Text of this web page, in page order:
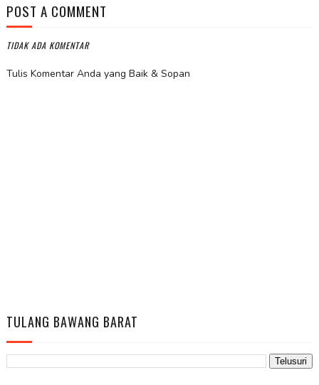
POST A COMMENT
TIDAK ADA KOMENTAR
Tulis Komentar Anda yang Baik & Sopan
TULANG BAWANG BARAT